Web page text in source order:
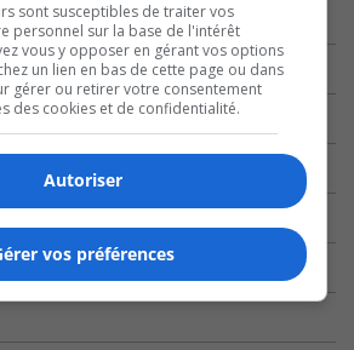
sont susceptibles de traiter vos
personnel sur la base de l'intérêt
vous y opposer en gérant vos options
un lien en bas de cette page ou dans
gérer ou retirer votre consentement
des cookies et de confidentialité.
Autoriser
vos préférences